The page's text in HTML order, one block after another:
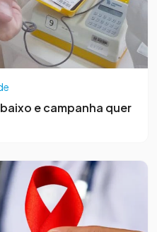
e campanha quer